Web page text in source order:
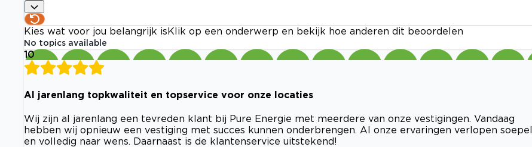
Kies wat voor jou belangrijk is Klik op een onderwerp en bekijk hoe anderen dit beoordelen
No topics available
10
Al jarenlang topkwaliteit en topservice voor onze locaties
Wij zijn al jarenlang een tevreden klant bij Pure Energie met meerdere van onze vestigingen. Vandaag
hebben wij opnieuw een vestiging met succes kunnen onderbrengen. Al onze ervaringen verlopen soepel
en volledig naar wens. Daarnaast is de klantenservice uitstekend!